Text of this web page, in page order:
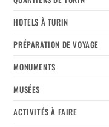
HOTELS À TURIN
PRÉPARATION DE VOYAGE
MONUMENTS
MUSÉES
ACTIVITÉS À FAIRE